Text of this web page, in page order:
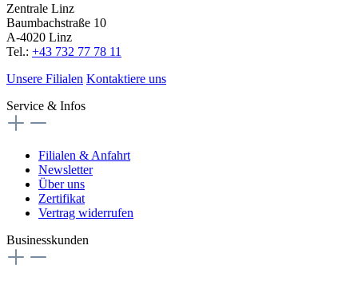
Zentrale Linz
Baumbachstraße 10
A-4020 Linz
Tel.: +43 732 77 78 11
Unsere Filialen Kontaktiere uns
Service & Infos
Filialen & Anfahrt
Newsletter
Über uns
Zertifikat
Vertrag widerrufen
Businesskunden